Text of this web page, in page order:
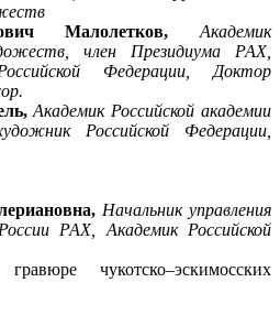
Малолетков, Академик
член Президиума РАХ,
Федерации, Доктор
Академик Российской академии
Российской Федерации,
Начальник управления
РАХ, Академик Российской
чукотско–эскимосских